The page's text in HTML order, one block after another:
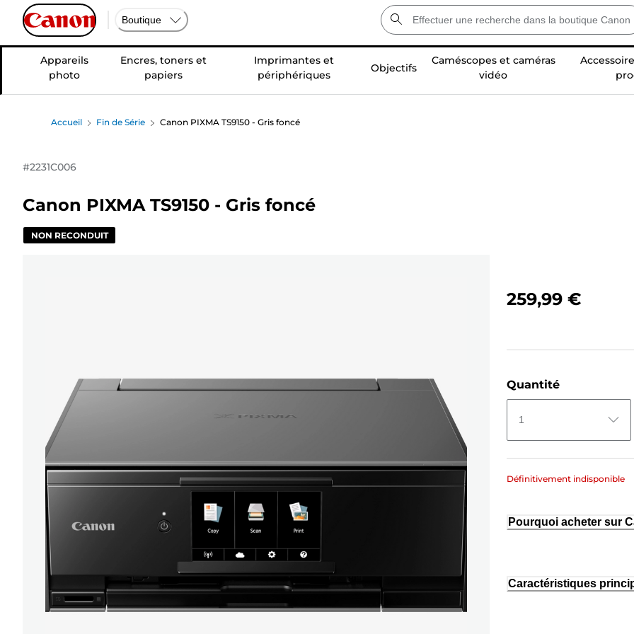
Boutique
Appareils
photo
Encres, toners et
papiers
Imprimantes et
périphériques
Objectifs
Caméscopes et caméras
vidéo
Accueil Fin de Série Canon PIXMA TS9150 - Gris foncé
#2231C006
Canon PIXMA TS9150 - Gris foncé
NON RECONDUIT
259,99 €
Quantité
1
Définitivement indisponible
Pourquoi acheter sur
Caractéristiques